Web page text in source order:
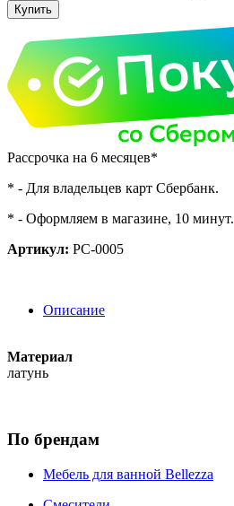
Рассрочка на 6 месяцев*
* - Для владельцев карт Сбербанк.
* - Оформляем в магазине, 10 минут.
Артикул: PC-0005
Описание
Материал
латунь
По брендам
Мебель для ванной Bellezza